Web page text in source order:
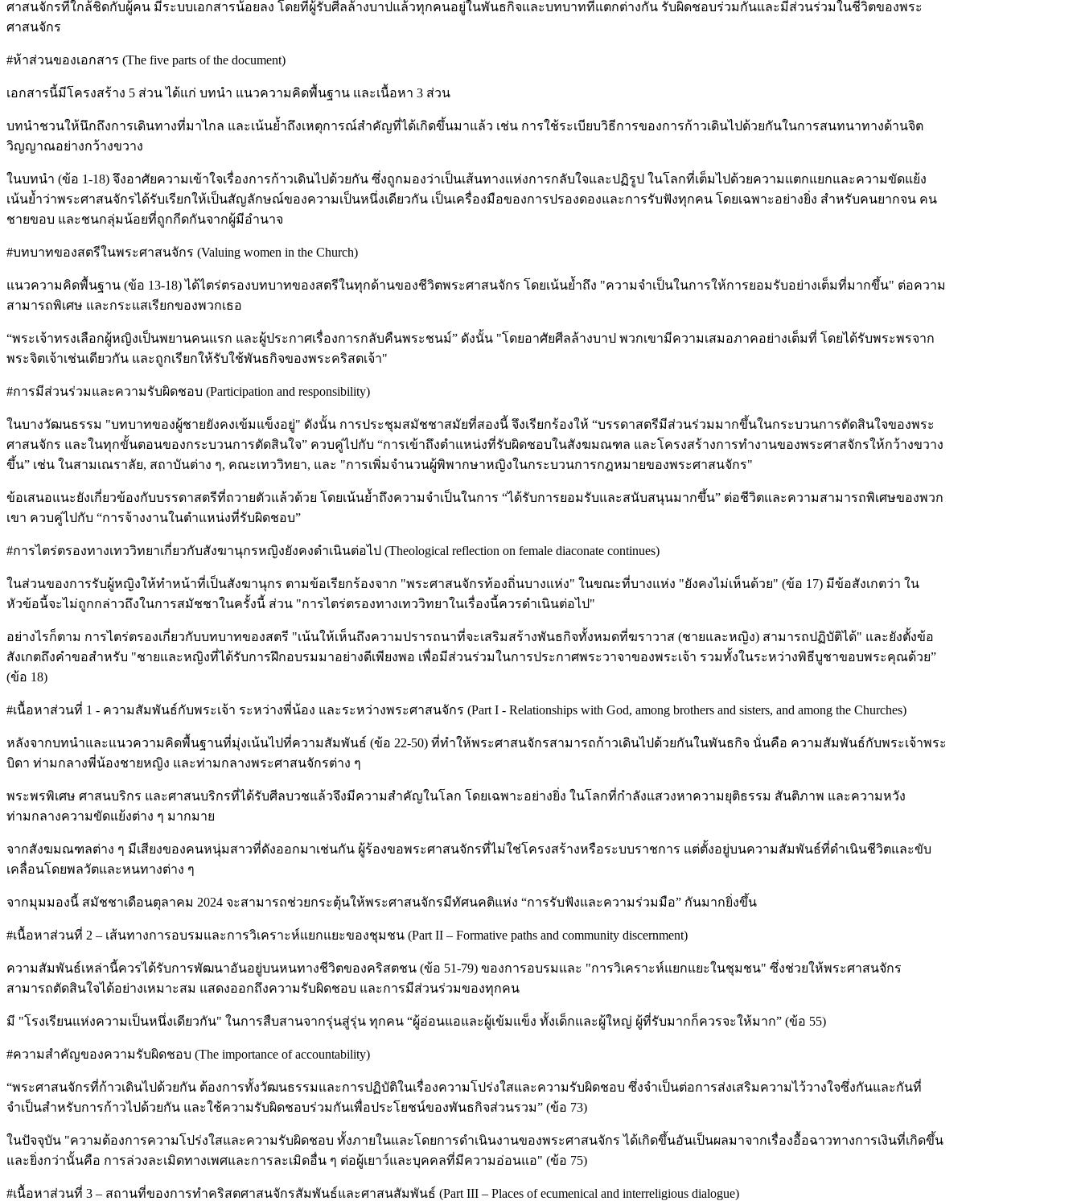
ศาสนจักรที่ใกล้ชิดกับผู้คน มีระบบเอกสารน้อยลง โดยที่ผู้รับศีลล้างบาปแล้วทุกคนอยู่ในพันธกิจและบทบาทที่แตกต่างกัน รับผิดชอบร่วมกันและมีส่วนร่วมในชีวิตของพระ
ศาสนจักร
#ห้าส่วนของเอกสาร (The five parts of the document)
เอกสารนี้มีโครงสร้าง 5 ส่วน ได้แก่ บทนำ แนวความคิดพื้นฐาน และเนื้อหา 3 ส่วน
บทนำชวนให้นึกถึงการเดินทางที่มาไกล และเน้นย้ำถึงเหตุการณ์สำคัญที่ได้เกิดขึ้นมาแล้ว เช่น การใช้ระเบียบวิธีการของการก้าวเดินไปด้วยกันในการสนทนาทางด้านจิต
วิญญาณอย่างกว้างขวาง
ในบทนำ (ข้อ 1-18) จึงอาศัยความเข้าใจเรื่องการก้าวเดินไปด้วยกัน ซึ่งถูกมองว่าเป็นเส้นทางแห่งการกลับใจและปฏิรูป ในโลกที่เต็มไปด้วยความแตกแยกและความขัดแย้ง
เน้นย้ำว่าพระศาสนจักรได้รับเรียกให้เป็นสัญลักษณ์ของความเป็นหนึ่งเดียวกัน เป็นเครื่องมือของการปรองดองและการรับฟังทุกคน โดยเฉพาะอย่างยิ่ง สำหรับคนยากจน คน
ชายขอบ และชนกลุ่มน้อยที่ถูกกีดกันจากผู้มีอำนาจ
#บทบาทของสตรีในพระศาสนจักร (Valuing women in the Church)
แนวความคิดพื้นฐาน (ข้อ 13-18) ได้ไตร่ตรองบทบาทของสตรีในทุกด้านของชีวิตพระศาสนจักร โดยเน้นย้ำถึง "ความจำเป็นในการให้การยอมรับอย่างเต็มที่มากขึ้น" ต่อความ
สามารถพิเศษ และกระแสเรียกของพวกเธอ
“พระเจ้าทรงเลือกผู้หญิงเป็นพยานคนแรก และผู้ประกาศเรื่องการกลับคืนพระชนม์” ดังนั้น "โดยอาศัยศีลล้างบาป พวกเขามีความเสมอภาคอย่างเต็มที่ โดยได้รับพระพรจาก
พระจิตเจ้าเช่นเดียวกัน และถูกเรียกให้รับใช้พันธกิจของพระคริสตเจ้า"
#การมีส่วนร่วมและความรับผิดชอบ (Participation and responsibility)
ในบางวัฒนธรรม "บทบาทของผู้ชายยังคงเข้มแข็งอยู่" ดังนั้น การประชุมสมัชชาสมัยที่สองนี้ จึงเรียกร้องให้ “บรรดาสตรีมีส่วนร่วมมากขึ้นในกระบวนการตัดสินใจของพระ
ศาสนจักร และในทุกขั้นตอนของกระบวนการตัดสินใจ” ควบคู่ไปกับ “การเข้าถึงตำแหน่งที่รับผิดชอบในสังฆมณฑล และโครงสร้างการทำงานของพระศาสจักรให้กว้างขวาง
ขึ้น” เช่น ในสามเณราลัย, สถาบันต่าง ๆ, คณะเทววิทยา, และ "การเพิ่มจำนวนผู้พิพากษาหญิงในกระบวนการกฎหมายของพระศาสนจักร"
ข้อเสนอแนะยังเกี่ยวข้องกับบรรดาสตรีที่ถวายตัวแล้วด้วย โดยเน้นย้ำถึงความจำเป็นในการ “ได้รับการยอมรับและสนับสนุนมากขึ้น” ต่อชีวิตและความสามารถพิเศษของพวก
เขา ควบคู่ไปกับ “การจ้างงานในตำแหน่งที่รับผิดชอบ”
#การไตร่ตรองทางเทววิทยาเกี่ยวกับสังฆานุกรหญิงยังคงดำเนินต่อไป (Theological reflection on female diaconate continues)
ในส่วนของการรับผู้หญิงให้ทำหน้าที่เป็นสังฆานุกร ตามข้อเรียกร้องจาก "พระศาสนจักรท้องถิ่นบางแห่ง" ในขณะที่บางแห่ง "ยังคงไม่เห็นด้วย" (ข้อ 17) มีข้อสังเกตว่า ใน
หัวข้อนี้จะไม่ถูกกล่าวถึงในการสมัชชาในครั้งนี้ ส่วน "การไตร่ตรองทางเทววิทยาในเรื่องนี้ควรดำเนินต่อไป"
อย่างไรก็ตาม การไตร่ตรองเกี่ยวกับบทบาทของสตรี "เน้นให้เห็นถึงความปรารถนาที่จะเสริมสร้างพันธกิจทั้งหมดที่ฆราวาส (ชายและหญิง) สามารถปฏิบัติได้" และยังตั้งข้อ
สังเกตถึงคำขอสำหรับ "ชายและหญิงที่ได้รับการฝึกอบรมมาอย่างดีเพียงพอ เพื่อมีส่วนร่วมในการประกาศพระวาจาของพระเจ้า รวมทั้งในระหว่างพิธีบูชาขอบพระคุณด้วย”
(ข้อ 18)
#เนื้อหาส่วนที่ 1 - ความสัมพันธ์กับพระเจ้า ระหว่างพี่น้อง และระหว่างพระศาสนจักร (Part I - Relationships with God, among brothers and sisters, and among the Churches)
หลังจากบทนำและแนวความคิดพื้นฐานที่มุ่งเน้นไปที่ความสัมพันธ์ (ข้อ 22-50) ที่ทำให้พระศาสนจักรสามารถก้าวเดินไปด้วยกันในพันธกิจ นั่นคือ ความสัมพันธ์กับพระเจ้าพระ
บิดา ท่ามกลางพี่น้องชายหญิง และท่ามกลางพระศาสนจักรต่าง ๆ
พระพรพิเศษ ศาสนบริกร และศาสนบริกรที่ได้รับศีลบวชแล้วจึงมีความสำคัญในโลก โดยเฉพาะอย่างยิ่ง ในโลกที่กำลังแสวงหาความยุติธรรม สันติภาพ และความหวัง
ท่ามกลางความขัดแย้งต่าง ๆ มากมาย
จากสังฆมณฑลต่าง ๆ มีเสียงของคนหนุ่มสาวที่ดังออกมาเช่นกัน ผู้ร้องขอพระศาสนจักรที่ไม่ใช่โครงสร้างหรือระบบราชการ แต่ตั้งอยู่บนความสัมพันธ์ที่ดำเนินชีวิตและขับ
เคลื่อนโดยพลวัตและหนทางต่าง ๆ
จากมุมมองนี้ สมัชชาเดือนตุลาคม 2024 จะสามารถช่วยกระตุ้นให้พระศาสนจักรมีทัศนคติแห่ง “การรับฟังและความร่วมมือ” กันมากยิ่งขึ้น
#เนื้อหาส่วนที่ 2 – เส้นทางการอบรมและการวิเคราะห์แยกแยะของชุมชน (Part II – Formative paths and community discernment)
ความสัมพันธ์เหล่านี้ควรได้รับการพัฒนาอันอยู่บนหนทางชีวิตของคริสตชน (ข้อ 51-79) ของการอบรมและ "การวิเคราะห์แยกแยะในชุมชน" ซึ่งช่วยให้พระศาสนจักร
สามารถตัดสินใจได้อย่างเหมาะสม แสดงออกถึงความรับผิดชอบ และการมีส่วนร่วมของทุกคน
มี "โรงเรียนแห่งความเป็นหนึ่งเดียวกัน" ในการสืบสานจากรุ่นสู่รุ่น ทุกคน “ผู้อ่อนแอและผู้เข้มแข็ง ทั้งเด็กและผู้ใหญ่ ผู้ที่รับมากก็ควรจะให้มาก” (ข้อ 55)
#ความสำคัญของความรับผิดชอบ (The importance of accountability)
“พระศาสนจักรที่ก้าวเดินไปด้วยกัน ต้องการทั้งวัฒนธรรมและการปฏิบัติในเรื่องความโปร่งใสและความรับผิดชอบ ซึ่งจำเป็นต่อการส่งเสริมความไว้วางใจซึ่งกันและกันที่
จำเป็นสำหรับการก้าวไปด้วยกัน และใช้ความรับผิดชอบร่วมกันเพื่อประโยชน์ของพันธกิจส่วนรวม” (ข้อ 73)
ในปัจจุบัน "ความต้องการความโปร่งใสและความรับผิดชอบ ทั้งภายในและโดยการดำเนินงานของพระศาสนจักร ได้เกิดขึ้นอันเป็นผลมาจากเรื่องอื้อฉาวทางการเงินที่เกิดขึ้น
และยิ่งกว่านั้นคือ การล่วงละเมิดทางเพศและการละเมิดอื่น ๆ ต่อผู้เยาว์และบุคคลที่มีความอ่อนแอ" (ข้อ 75)
#เนื้อหาส่วนที่ 3 – สถานที่ของการทำคริสตศาสนจักรสัมพันธ์และศาสนสัมพันธ์ (Part III – Places of ecumenical and interreligious dialogue)